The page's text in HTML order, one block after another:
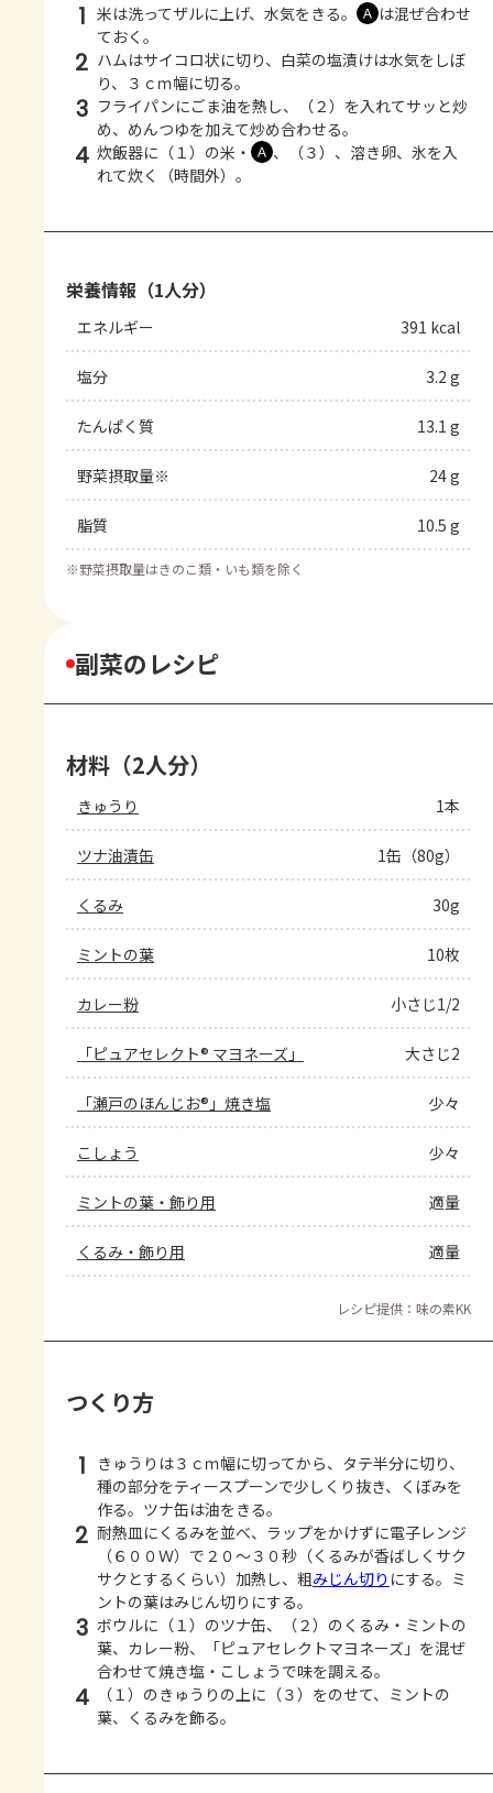
1 米は洗ってザルに上げ、水気をきる。 Ａ は混ぜ合わせ
ておく。
2 ハムはサイコロ状に切り、白菜の塩漬けは水気をしぼ
り、３ｃｍ幅に切る。
3 フライパンにごま油を熱し、（２）を入れてサッと炒
め、めんつゆを加えて炒め合わせる。
4 炊飯器に（１）の米・ Ａ 、（３）、溶き卵、氷を入
れて炊く（時間外）。
栄養情報（1人分）
エネルギー 391 kcal
塩分 3.2 g
たんぱく質 13.1 g
野菜摂取量※ 24 g
脂質 10.5 g
※野菜摂取量はきのこ類・いも類を除く
副菜のレシピ
材料（2人分）
きゅうり 1本
ツナ油漬缶 1缶（80g）
くるみ 30g
ミントの葉 10枚
カレー粉 小さじ1/2
「ピュアセレクト® マヨネーズ」 大さじ2
「瀬戸のほんじお®」焼き塩 少々
こしょう 少々
ミントの葉・飾り用 適量
くるみ・飾り用 適量
レシピ提供：味の素KK
つくり方
1
きゅうりは３ｃｍ幅に切ってから、タテ半分に切り、
種の部分をティースプーンで少しくり抜き、くぼみを
作る。ツナ缶は油をきる。
2 耐熱皿にくるみを並べ、ラップをかけずに電子レンジ
（６００Ｗ）で２０～３０秒（くるみが香ばしくサク
サクとするくらい）加熱し、粗みじん切り にする。ミ
ントの葉はみじん切りにする。
3 ボウルに（１）のツナ缶、（２）のくるみ・ミントの
葉、カレー粉、「ピュアセレクトマヨネーズ」を混ぜ
合わせて焼き塩・こしょうで味を調える。
4
（１）のきゅうりの上に（３）をのせて、ミントの
葉、くるみを飾る。